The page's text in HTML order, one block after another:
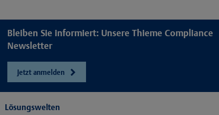
Bleiben Sie informiert: Unsere Thieme Compliance
Newsletter
Jetzt anmelden
Lösungswelten